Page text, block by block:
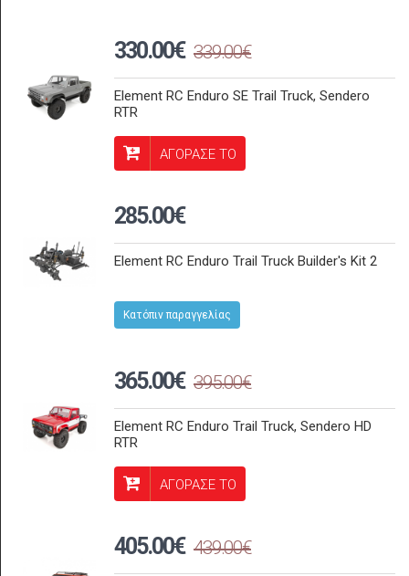
330.00€ 339.00€
Element RC Enduro SE Trail Truck, Sendero
RTR
ΑΓΟΡΑΣΕ ΤΟ
285.00€
Element RC Enduro Trail Truck Builder's Kit 2
Κατόπιν παραγγελίας
365.00€ 395.00€
Element RC Enduro Trail Truck, Sendero HD
RTR
ΑΓΟΡΑΣΕ ΤΟ
405.00€ 439.00€